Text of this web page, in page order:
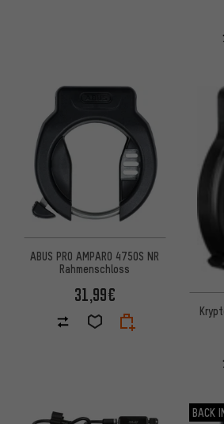
ABUS PRO AMPARO 4750S NR
Rahmenschloss
31,99€
BACK